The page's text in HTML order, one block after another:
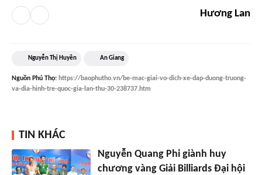
Hương Lan
Nguyễn Thị Huyền An Giang
Nguồn Phú Thọ: https://baophutho.vn/be-mac-giai-vo-dich-xe-dap-duong-truong-
va-dia-hinh-tre-quoc-gia-lan-thu-30-238737.htm
TIN KHÁC
Nguyễn Quang Phi giành huy
chương vàng Giải Billiards Đại hội